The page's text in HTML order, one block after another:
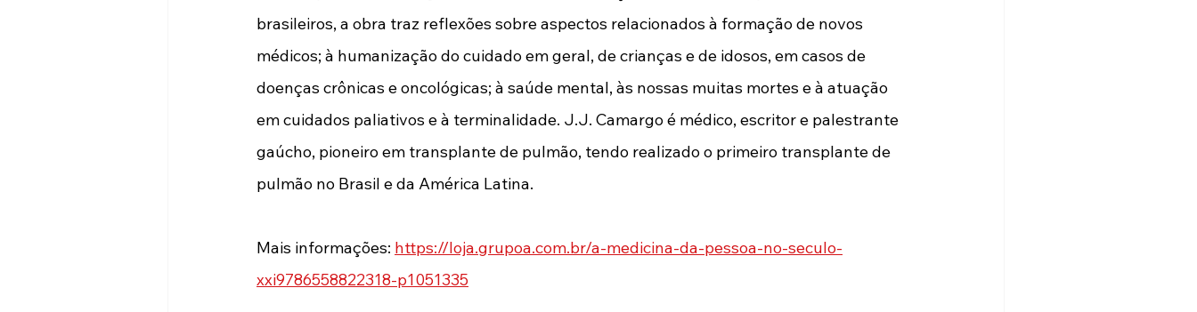
brasileiros, a obra traz reflexões sobre aspectos relacionados à formação de novos
médicos; à humanização do cuidado em geral, de crianças e de idosos, em casos de
doenças crônicas e oncológicas; à saúde mental, às nossas muitas mortes e à atuação
em cuidados paliativos e à terminalidade. J.J. Camargo é médico, escritor e palestrante
gaúcho, pioneiro em transplante de pulmão, tendo realizado o primeiro transplante de
pulmão no Brasil e da América Latina.
Mais informações: https://loja.grupoa.com.br/a-medicina-da-pessoa-no-seculo-
xxi9786558822318-p1051335